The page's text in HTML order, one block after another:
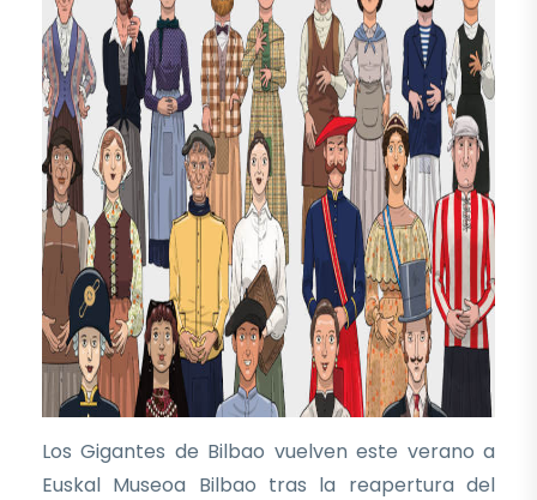
Los Gigantes de Bilbao vuelven este verano a
Euskal Museoa Bilbao tras la reapertura del